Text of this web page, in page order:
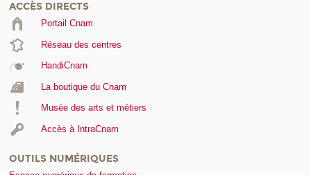
ACCÈS DIRECTS
Portail Cnam
Réseau des centres
HandiCnam
La boutique du Cnam
Musée des arts et métiers
Accès à IntraCnam
OUTILS NUMÉRIQUES